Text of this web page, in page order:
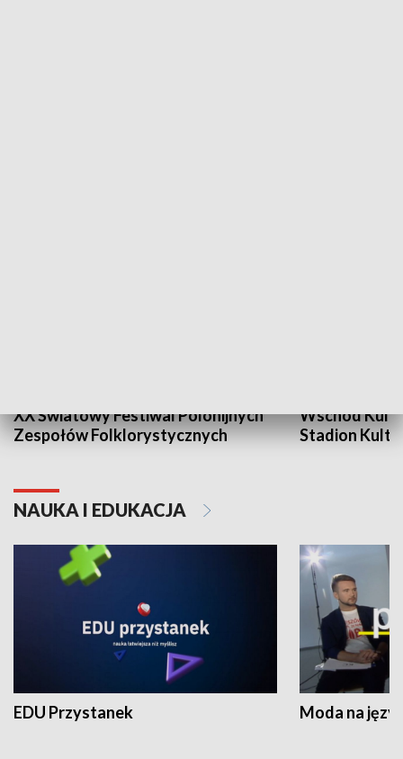
XX Światowy Festiwal Polonijnych
Zespołów Folklorystycznych
Wschód
Stadion
NAUKA I EDUKACJA
EDU Przystanek Moda na